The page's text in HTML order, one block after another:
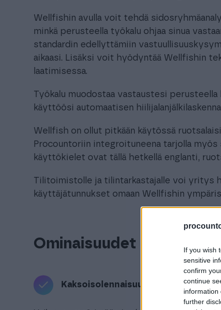
If you wish
sensitive
confirm
continue
information
further
Wellfishin avulla voit tehdä
minkä perusteella työkalu ohjaa sinua
standardin edellyttämiin
aikaasi. Lisäksi voit hyödyntää Wellfishin
laatimisessa.
Työkalu muodostaa vastaustesi
käyttöösi automaatisen
Wellfish on ollut pitkään käytössä
Procountoriin integroituneena tarjolla
käyttökielet ovat tällä hetkellä englanti,
Tilitoimistolle ja tilintarkastajalle voi yritys
käyttäjätunnukset omaan Wellfishin
Ominaisuudet
Kaksoisolennaisuusarviointi